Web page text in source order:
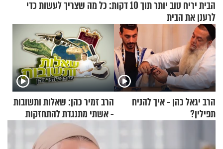
הבית יריח טוב יותר תוך 10 דקות: כל מה שצריך לעשות כדי
לרענן את הבית
הרב יגאל כהן - איך להניח
תפילין?
הרב זמיר כהן: שאלות ותשובות
- אשתי מתנגדת להתחזקות